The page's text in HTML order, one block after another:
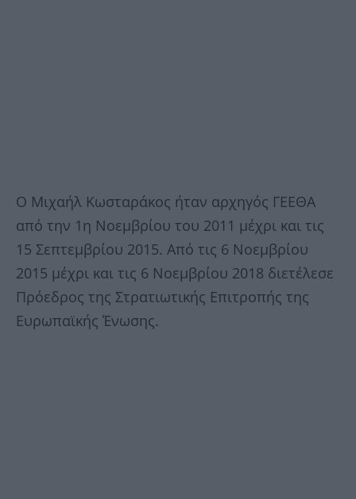
Ο Μιχαήλ Κωσταράκος ήταν αρχηγός ΓΕΕΘΑ
από την 1η Νοεμβρίου του 2011 μέχρι και τις
15 Σεπτεμβρίου 2015. Από τις 6 Νοεμβρίου
2015 μέχρι και τις 6 Νοεμβρίου 2018 διετέλεσε
Πρόεδρος της Στρατιωτικής Επιτροπής της
Ευρωπαϊκής Ένωσης.